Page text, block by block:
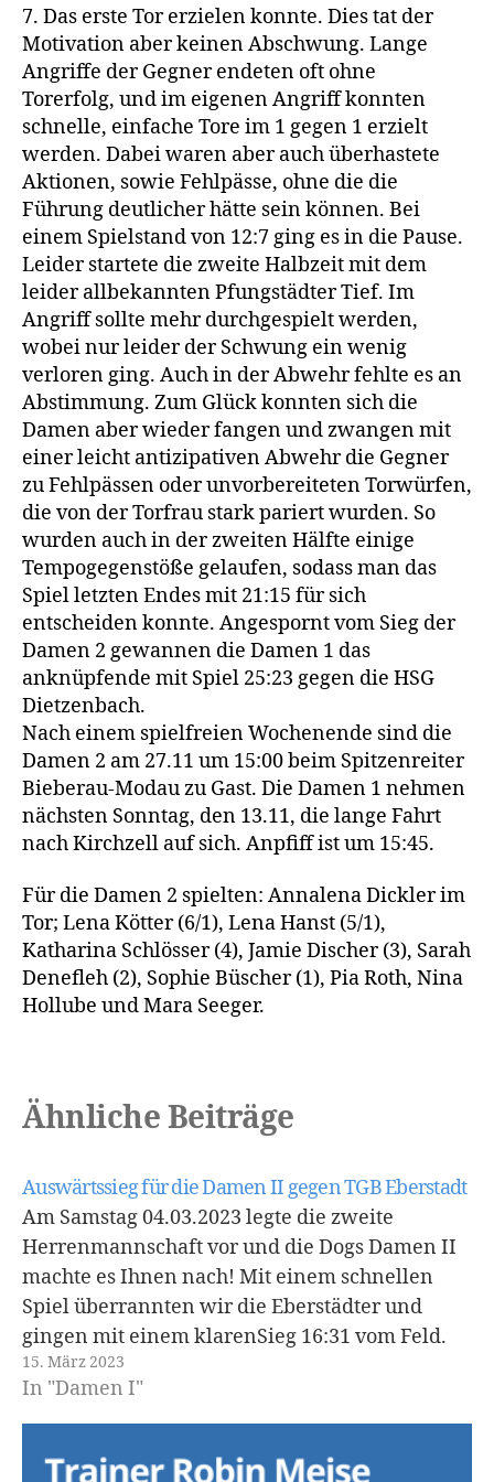
7. Das erste Tor erzielen konnte. Dies tat der
Motivation aber keinen Abschwung. Lange
Angriffe der Gegner endeten oft ohne
Torerfolg, und im eigenen Angriff konnten
schnelle, einfache Tore im 1 gegen 1 erzielt
werden. Dabei waren aber auch überhastete
Aktionen, sowie Fehlpässe, ohne die die
Führung deutlicher hätte sein können. Bei
einem Spielstand von 12:7 ging es in die Pause.
Leider startete die zweite Halbzeit mit dem
leider allbekannten Pfungstädter Tief. Im
Angriff sollte mehr durchgespielt werden,
wobei nur leider der Schwung ein wenig
verloren ging. Auch in der Abwehr fehlte es an
Abstimmung. Zum Glück konnten sich die
Damen aber wieder fangen und zwangen mit
einer leicht antizipativen Abwehr die Gegner
zu Fehlpässen oder unvorbereiteten Torwürfen,
die von der Torfrau stark pariert wurden. So
wurden auch in der zweiten Hälfte einige
Tempogegenstöße gelaufen, sodass man das
Spiel letzten Endes mit 21:15 für sich
entscheiden konnte. Angespornt vom Sieg der
Damen 2 gewannen die Damen 1 das
anknüpfende mit Spiel 25:23 gegen die HSG
Dietzenbach.
Nach einem spielfreien Wochenende sind die
Damen 2 am 27.11 um 15:00 beim Spitzenreiter
Bieberau-Modau zu Gast. Die Damen 1 nehmen
nächsten Sonntag, den 13.11, die lange Fahrt
nach Kirchzell auf sich. Anpfiff ist um 15:45.
Für die Damen 2 spielten: Annalena Dickler im
Tor; Lena Kötter (6/1), Lena Hanst (5/1),
Katharina Schlösser (4), Jamie Discher (3), Sarah
Denefleh (2), Sophie Büscher (1), Pia Roth, Nina
Hollube und Mara Seeger.
Ähnliche Beiträge
Auswärtssieg für die Damen II gegen TGB Eberstadt
Am Samstag 04.03.2023 legte die zweite
Herrenmannschaft vor und die Dogs Damen II
machte es Ihnen nach! Mit einem schnellen
Spiel überrannten wir die Eberstädter und
gingen mit einem klarenSieg 16:31 vom Feld.
19:15 Uhr time to entertain you, dachten sich
die Damen II am Samstagabend gegen die TGB
Eberstadt.…
15. März 2023
In "Damen I"